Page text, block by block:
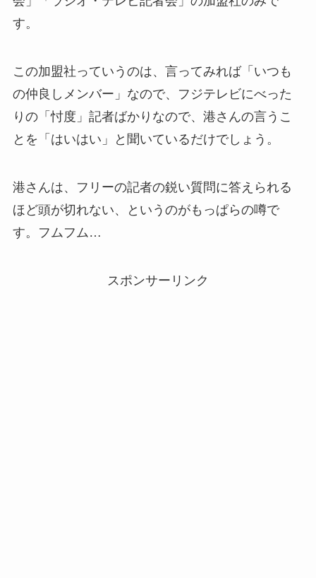
す。
この加盟社っていうのは、言ってみれば「いつも
の仲良しメンバー」なので、フジテレビにべった
りの「忖度」記者ばかりなので、港さんの言うこ
とを「はいはい」と聞いているだけでしょう。
港さんは、フリーの記者の鋭い質問に答えられる
ほど頭が切れない、というのがもっぱらの噂で
す。フムフム…
スポンサーリンク